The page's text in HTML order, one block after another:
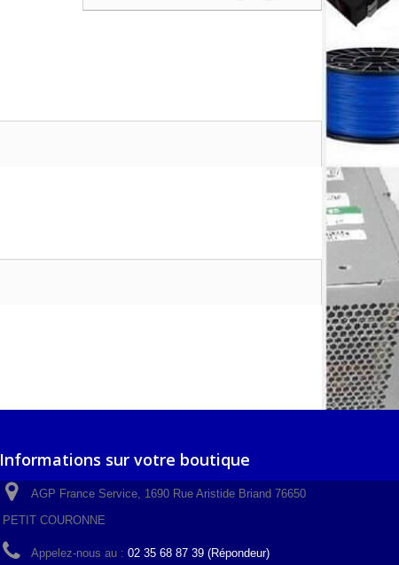
Informations sur votre boutique
AGP France Service, 1690 Rue Aristide Briand 76650
PETIT COURONNE
Appelez-nous au : 02 35 68 87 39 (Répondeur)